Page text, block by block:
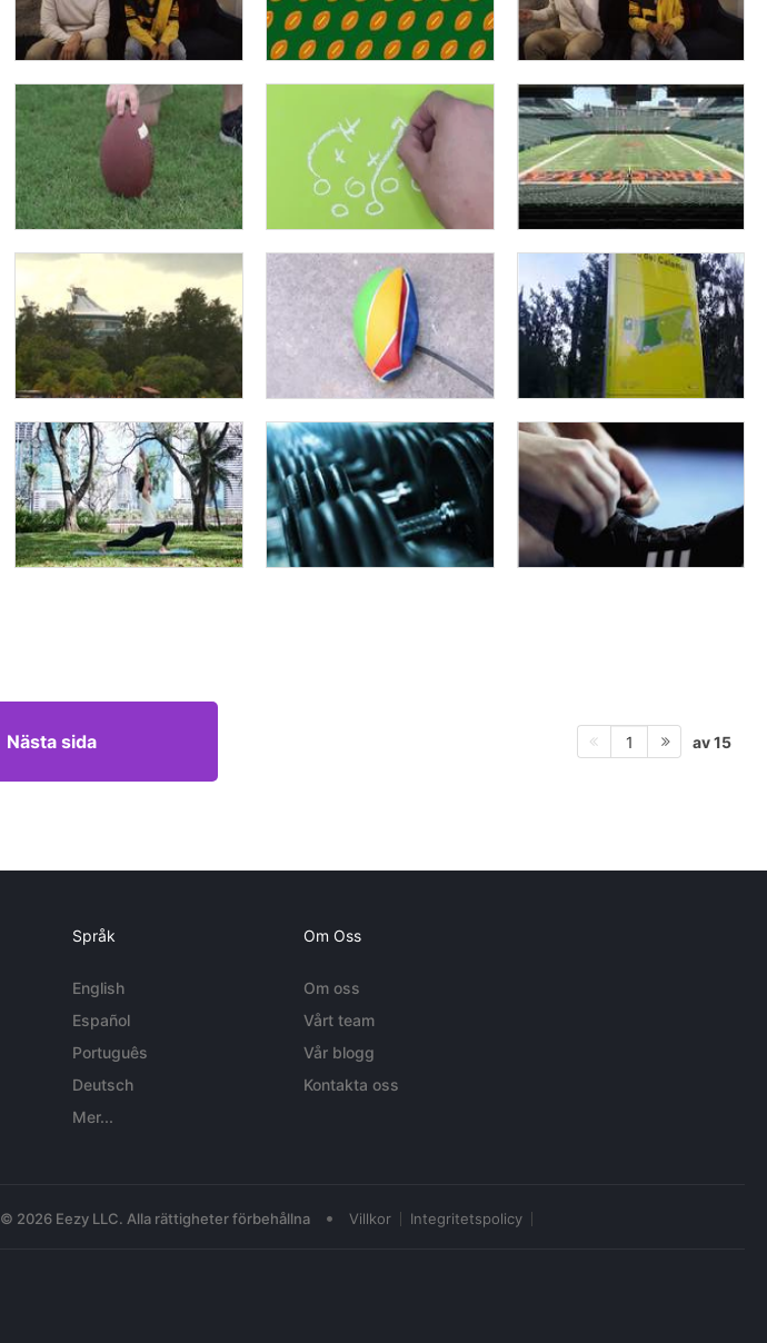
Nästa sida 1 av 15
Språk
English
Español
Português
Deutsch
Mer...
Om Oss
Om oss
Vårt team
Vår blogg
Kontakta oss
© 2026 Eezy LLC. Alla rättigheter förbehållna • Villkor Integritetspolicy